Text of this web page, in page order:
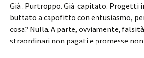
Già . Purtroppo. Già capitato. Progetti
buttato a capofitto con entusiasmo,
cosa? Nulla. A parte, ovviamente,
straordinari non pagati e promesse